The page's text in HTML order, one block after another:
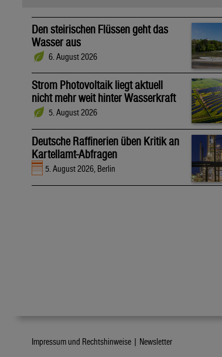
Den steirischen Flüssen geht das
Wasser aus
6. August 2026
Strom Photovoltaik liegt aktuell
nicht mehr weit hinter Wasserkraft
5. August 2026
Deutsche Raffinerien üben Kritik an
Kartellamt-Abfragen
5. August 2026, Berlin
Impressum und Rechtshinweise | Newsletter